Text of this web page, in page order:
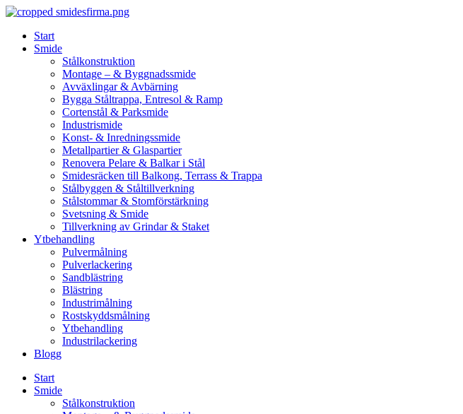
Skip
contentStart
Smide
Stålkonstruktion
Montage – & Byggnadssmide
Avväxlingar & Avbärning
Bygga Ståltrappa, Entresol & Ramp
Cortenstål & Parksmide
Industrismide
Konst- & Inredningssmide
Metallpartier & Glaspartier
Renovera Pelare & Balkar i Stål
Smidesräcken till Balkong, Terrass & Trappa
Stålbyggen & Ståltillverkning
Stålstommar & Stomförstärkning
Svetsning & Smide
Tillverkning av Grindar & Staket
Ytbehandling
Pulvermålning
Pulverlackering
Sandblästring
Blästring
Industrimålning
Rostskyddsmålning
Ytbehandling
Industrilackering
Blogg
Start
Smide
Stålkonstruktion